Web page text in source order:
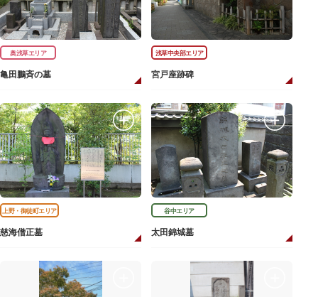
奥浅草エリア
亀田鵬斉の墓
浅草中央部エリア
宮戸座跡碑
上野・御徒町エリア
慈海僧正墓
谷中エリア
太田錦城墓